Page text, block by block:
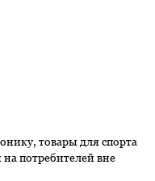
товары для спорта
потребителей вне